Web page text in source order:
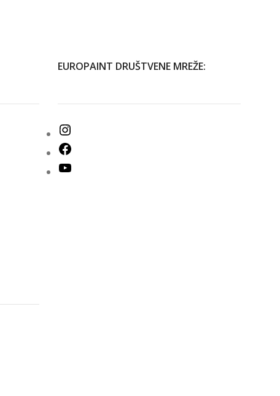
EUROPAINT DRUŠTVENE MREŽE: